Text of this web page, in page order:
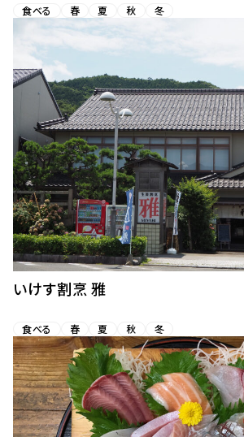
食べる 春 夏 秋 冬
いけす割烹 雅
食べる 春 夏 秋 冬